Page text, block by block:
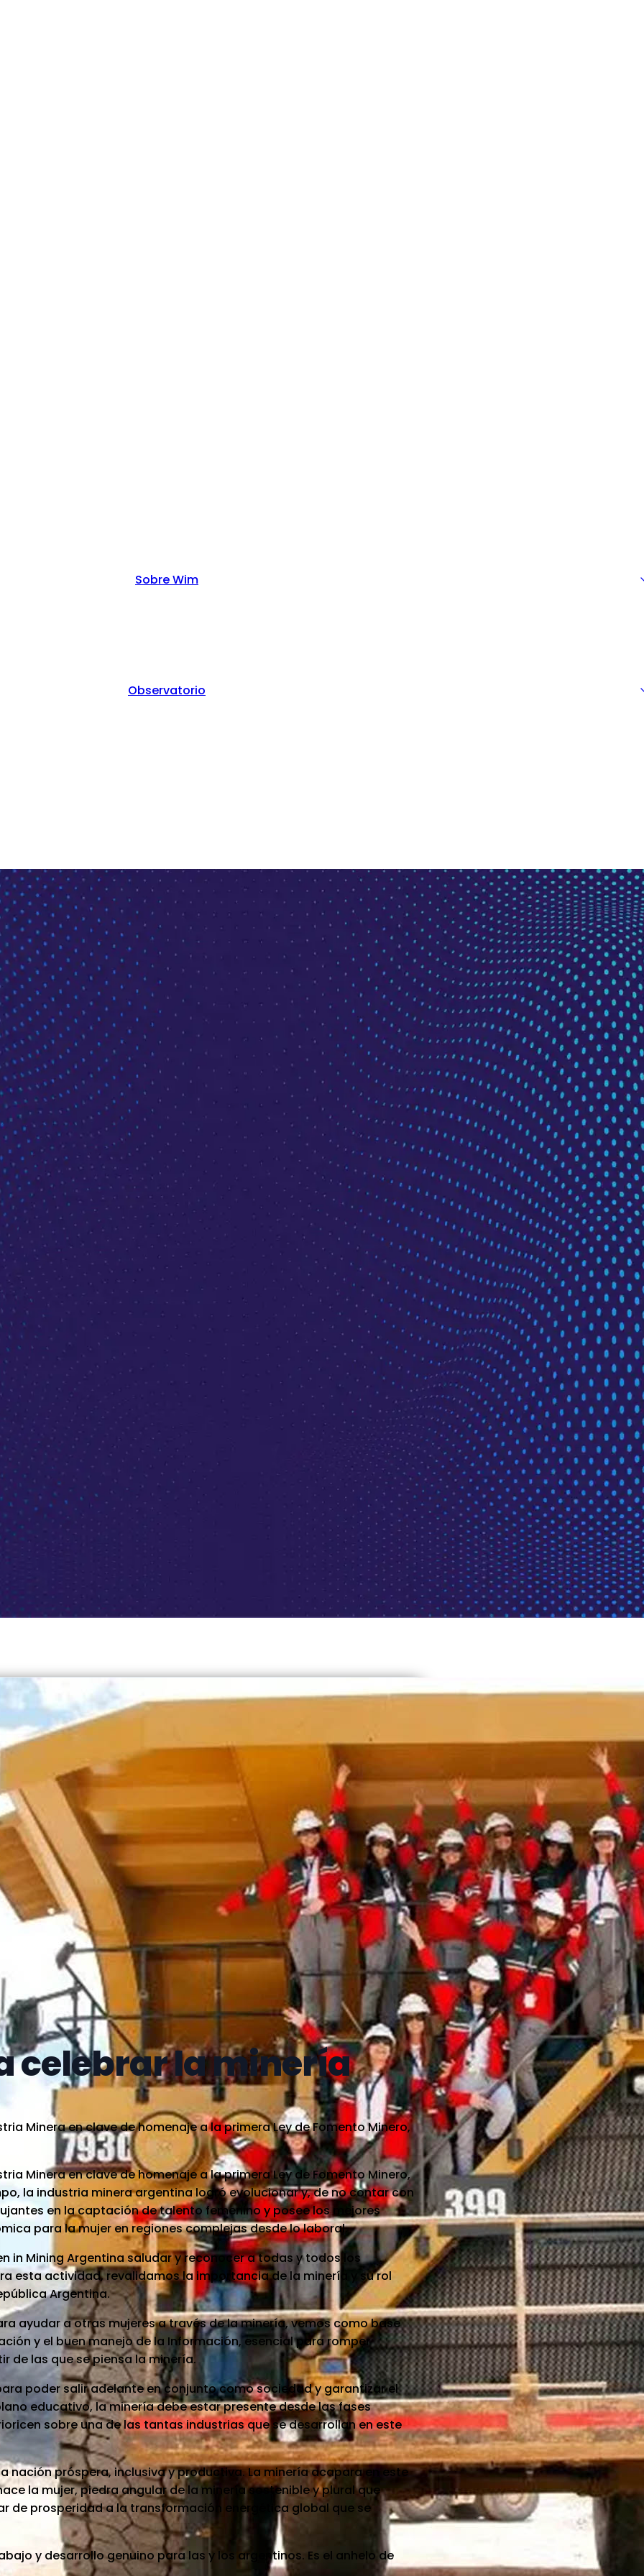
Sobre Wim
Observatorio
celebrar la minería
Minera en clave de homenaje a la primera Ley de Fomento Minero,
Minera en clave de homenaje a la primera Ley de Fomento Minero,
la industria minera argentina logró evolucionar y, de no contar con
en la captación de talento femenino y posee los mejores
para la mujer en regiones complejas desde lo laboral.
in Mining Argentina saludar y reconocer a todas y todos los
esta actividad, revalidamos la importancia de la minería y su rol
Argentina.
ayudar a otras mujeres a través de la minería, vemos como base
y el buen manejo de la Información, esencial para romper
de las que se piensa la minería.
poder salir adelante en conjunto como sociedad y garantizar el
educativo, la minería debe estar presente desde las fases
sobre una de las tantas industrias que se desarrollan en este
nación próspera, inclusiva y productiva. La minería acapara en este
la mujer, piedra angular de la minería sostenible y plural que
de prosperidad a la transformación energética global que se
y desarrollo genuino para las y los argentinos. Es el anhelo de